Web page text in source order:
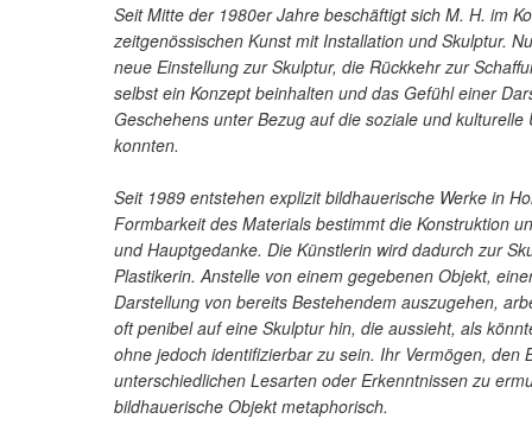
Seit Mitte der 1980er Jahre beschäftigt sich M. H. im
zeitgenössischen Kunst mit Installation und Skulptur.
neue Einstellung zur Skulptur, die Rückkehr zur
selbst ein Konzept beinhalten und das Gefühl einer
Geschehens unter Bezug auf die soziale und kulturelle
konnten.
Seit 1989 entstehen explizit bildhauerische Werke in
Formbarkeit des Materials bestimmt die Konstruktion
und Hauptgedanke. Die Künstlerin wird dadurch zur
Plastikerin. Anstelle von einem gegebenen Objekt,
Darstellung von bereits Bestehendem auszugehen,
oft penibel auf eine Skulptur hin, die aussieht, als
ohne jedoch identifizierbar zu sein. Ihr Vermögen, den
unterschiedlichen Lesarten oder Erkenntnissen zu
bildhauerische Objekt metaphorisch.